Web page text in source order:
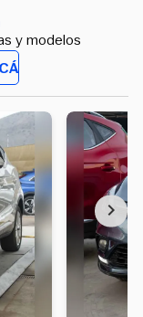
y modelos